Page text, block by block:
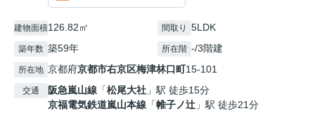
建物面積126.82㎡ 間取り 5LDK
築年数 築59年 所在階 -/3階建
所在地 京都府京都市右京区梅津林口町15-101
交通 阪急嵐山線 「松尾大社 」駅 徒歩15分
京福電気鉄道嵐山本線 「帷子ノ辻 」駅 徒歩21分